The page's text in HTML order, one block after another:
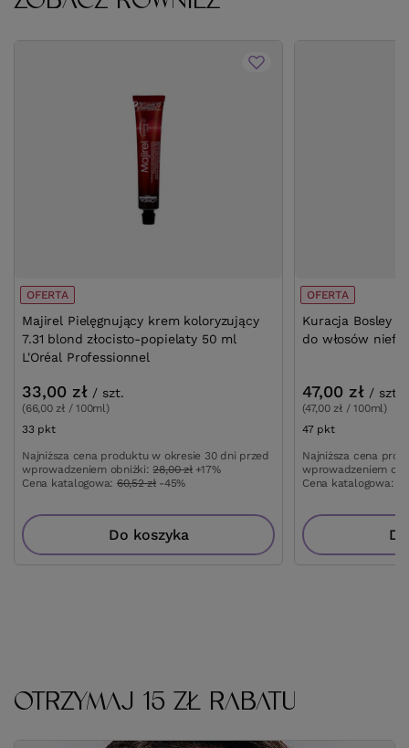
OFERTA
Majirel Pielęgnujący krem koloryzujący
7.31 blond złocisto-popielaty 50 ml
L'Oréal Professionnel
33,00 zł / szt.
(66,00 zł / 100ml)
33 pktpunktów
Najniższa cena produktu w okresie 30 dni przed
wprowadzeniem obniżki:28,00 zł +17%
Cena katalogowa: 60,52 zł -45%
Do koszyka
OFERTA
Kuracja Bosley
do włosów
47,00 zł / szt.
(47,00 zł / 100ml)
47 pktpunktów
Najniższa cena
wprowadzeniem
Cena katalogowa:
OTRZYMAJ 15 ZŁ RABATU